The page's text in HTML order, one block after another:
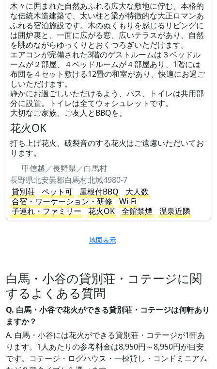
木々に囲まれた自然あふれる広大な敷地に佇む、本格的
な伝統木造建築で、太い柱と梁が特徴的な大正ロマンあ
ふれる宿泊施設です。木のぬくもりを感じるリビングに
は囲炉裏と、一面に広がる窓、広いテラスがあり、自然
を眺めながらゆっくりとおくつろぎいただけます。
エアコンが完備された3階のゲストルームは３ベッドル
ームが２部屋、４ベッドルームが４部屋あり、1階には
布団を４セット敷ける12畳の和室があり、快適にお過ご
しいただけます。
静かにお過ごしいただけるよう、バス、トイレは共用部
分に設置。トイレは全てウォシュレットです。
大切なご家族、ご友人とBBQを。
花火OK
打ち上げ花火、破裂音のする花火はご遠慮いただいてお
ります。
甲信越／長野県／白馬村
長野県北安曇郡白馬村北城4980-7
貸別荘
ペット可 屋根付BBQ
大人数
合宿・ワーケーション・研修
Wi-Fi
子連れ・ファミリー
花火OK 全館禁煙 温泉近隣
地図表示
白馬・小谷の貸別荘・コテージに関
するよくある質問
Q. 白馬・小谷で花火ができる貸別荘・コテージは何軒あり
ますか？
A. 白馬・小谷には花火ができる貸別荘・コテージが1軒あ
ります。1人あたりの参考料金は8,950円～8,950円が目安
です。コテージ・ログハウス・一棟貸し・コンドミニアム